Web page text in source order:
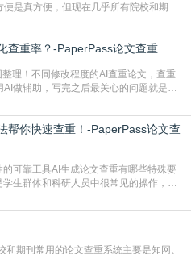
是真方便，但现在几乎所有院校和期刊
候，找到靠谱的降AIGC检测率的网
护学术原创性的智能伙伴AIGC生成内
查重率？-PaperPass论文查重
理！不同修改程度的AI查重论文，查重
做辅助，写完之后最关心的问题就是ai
赖海量公开学术文献、网络内容，生成
很容易和已发布的作品撞重复，甚至会
是
帮你快速查重！-PaperPass论文查
可靠工具AI生成论文查重有哪些特殊要
生群体和科研人员中很常见的操作，不
有重复风险——训练AI的数据集本身就包
，AI输出内容时很容易无意识拼接出重